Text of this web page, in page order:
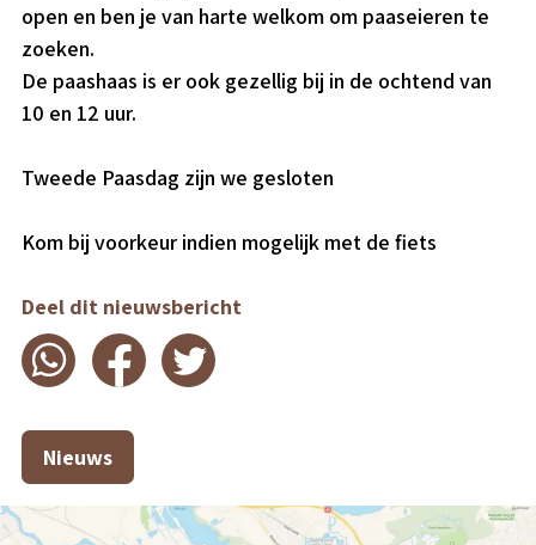
open en ben je van harte welkom om paaseieren te
zoeken.
De paashaas is er ook gezellig bij in de ochtend van
10 en 12 uur.
Tweede Paasdag zijn we gesloten
Kom bij voorkeur indien mogelijk met de fiets
Deel dit nieuwsbericht
Nieuws